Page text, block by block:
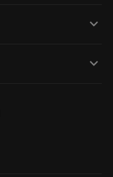
keyboard_arrow_down
keyboard_arrow_down